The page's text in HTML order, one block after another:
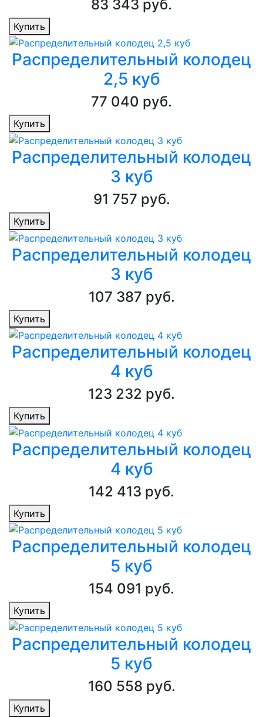
83 343 руб.
Купить
Распределительный колодец
2,5 куб
77 040 руб.
Купить
Распределительный колодец
3 куб
91 757 руб.
Купить
Распределительный колодец
3 куб
107 387 руб.
Купить
Распределительный колодец
4 куб
123 232 руб.
Купить
Распределительный колодец
4 куб
142 413 руб.
Купить
Распределительный колодец
5 куб
154 091 руб.
Купить
Распределительный колодец
5 куб
160 558 руб.
Купить